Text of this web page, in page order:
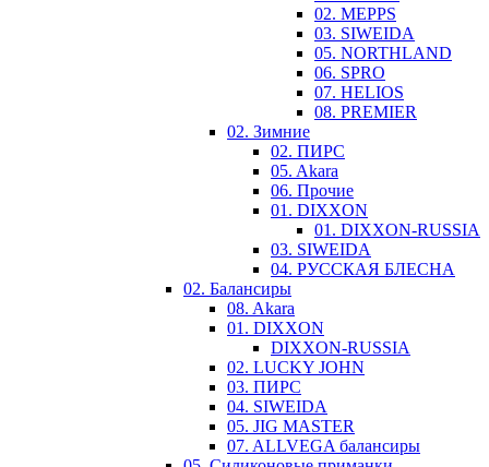
02. MEPPS
03. SIWEIDA
05. NORTHLAND
06. SPRO
07. HELIOS
08. PREMIER
02. Зимние
02. ПИРС
05. Akara
06. Прочие
01. DIXXON
01. DIXXON-RUSSIA
03. SIWEIDA
04. РУССКАЯ БЛЕСНА
02. Балансиры
08. Akara
01. DIXXON
DIXXON-RUSSIA
02. LUCKY JOHN
03. ПИРС
04. SIWEIDA
05. JIG MASTER
07. ALLVEGA балансиры